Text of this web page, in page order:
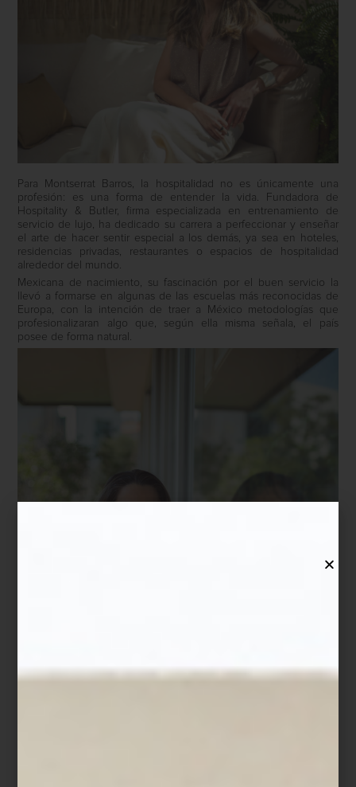
Para Montserrat Barros, la hospitalidad no es únicamente una
profesión: es una forma de entender la vida. Fundadora de
Hospitality & Butler, firma especializada en entrenamiento de
servicio de lujo, ha dedicado su carrera a perfeccionar y enseñar
el arte de hacer sentir especial a los demás, ya sea en hoteles,
residencias privadas, restaurantes o espacios de hospitalidad
alrededor del mundo.
Mexicana de nacimiento, su fascinación por el buen servicio la
llevó a formarse en algunas de las escuelas más reconocidas de
Europa, con la intención de traer a México metodologías que
profesionalizaran algo que, según ella misma señala, el país
posee de forma natural.